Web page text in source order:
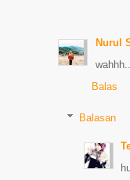
Nurul
Balas
Balasan